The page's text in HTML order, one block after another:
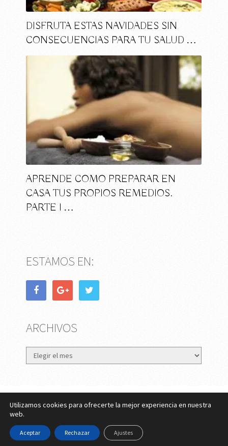
DISFRUTA ESTAS NAVIDADES SIN
CONSECUENCIAS PARA TU SALUD …
APRENDE COMO PREPARAR EN
CASA TUS PROPIOS REMEDIOS.
PARTE I …
ESTAMOS EN:
ARCHIVOS
Archivos
eMujer.com
Copyright © 2026.
Contactar ||Datos Legales y Privacidad
Cookies
Utilizamos cookies para ofrecerte la mejor experiencia en nuestra
web.
Aceptar Rechazar Ajustes